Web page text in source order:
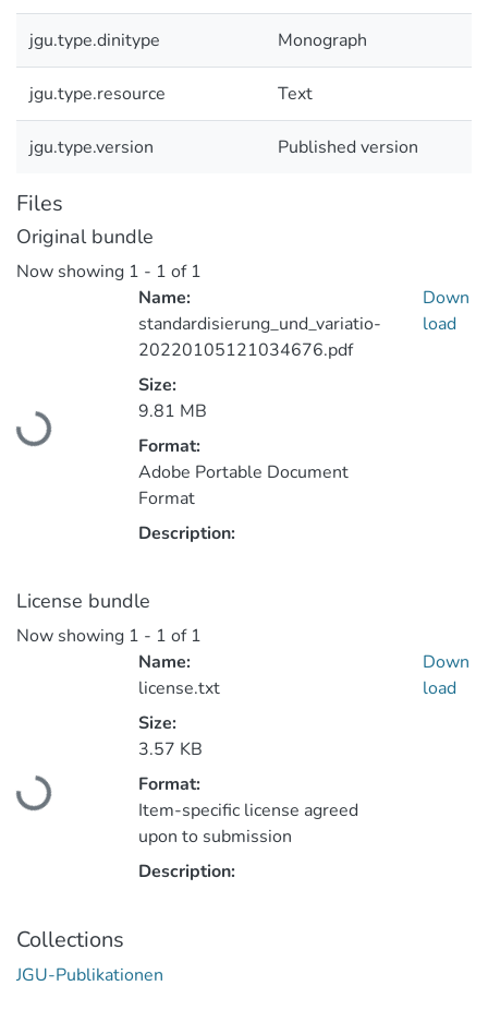
jgu.type.dinitype Monograph
jgu.type.resource Text
jgu.type.version Published version
Files
Original bundle
Now showing 1 - 1 of 1
Loading...
Name:
standardisierung_und_variatio-
20220105121034676.pdf
Size:
9.81 MB
Format:
Adobe Portable Document
Format
Description:
Down
load
License bundle
Now showing 1 - 1 of 1
Loading...
Name:
license.txt
Size:
3.57 KB
Format:
Item-specific license agreed
upon to submission
Description:
Down
load
Collections
JGU-Publikationen